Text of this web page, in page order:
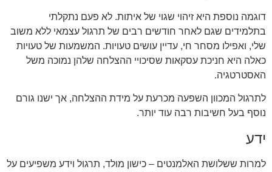
דוגמה נוספת היא זיהוי שגוי של איתות. לא פעם נתקלתי
בתלמידים שגם לאחר חודשים רבים של תרגול עצמאי ללא משוב
שלי, ואפילו מסחר חי, עדיין עושים טעויות. המשמעות של טעויות
כאלה היא חניכת עסקאות שסיכויי ההצלחה שלהן נמוכה משל
האסטרטגיה.
לתרגול המכוון השפעה מכרעת על מידת ההצלחה, אך ישנו גורם
נוסף בעל חשיבות רבה עוד יותר.
ידע
למרות ששלושת האלמנטים – כישון מולד, תרגול וידע משפיעים על